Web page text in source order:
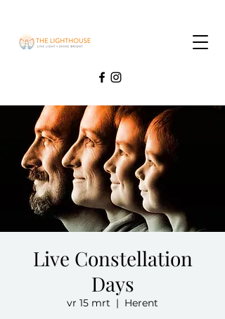
Live Constellation
Days
vr 15 mrt
  |
Herent